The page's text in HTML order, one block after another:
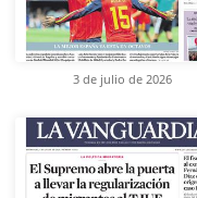
3 de julio de 2026